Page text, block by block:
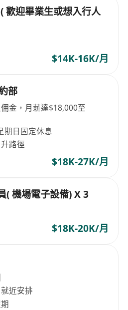
歡迎畢業生或想入行人
$14K-16K/月
部
金，月薪達$18,000至
期日固定休息
路徑
$18K-27K/月
( 機場電子設備) X 3
$18K-20K/月
近安排